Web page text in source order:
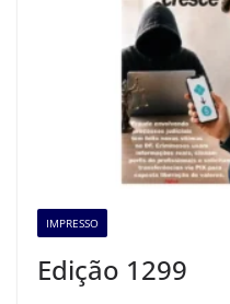
IMPRESSO
Edição 1299